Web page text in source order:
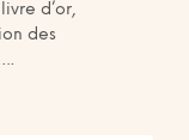
d’or,
des